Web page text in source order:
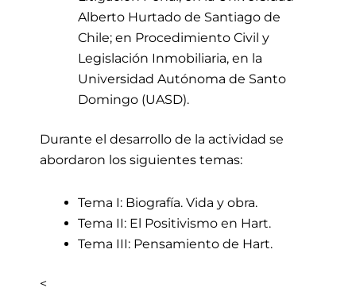
Alberto Hurtado de Santiago de
Chile; en Procedimiento Civil y
Legislación Inmobiliaria, en la
Universidad Autónoma de Santo
Domingo (UASD).
Durante el desarrollo de la actividad se
abordaron los siguientes temas:
Tema I: Biografía. Vida y obra.
Tema II: El Positivismo en Hart.
Tema III: Pensamiento de Hart.
<